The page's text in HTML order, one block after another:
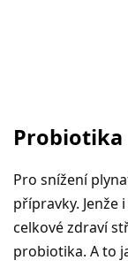
Probiotika
Pro snížení
přípravky. Jenže
celkové zdraví
probiotika. A to